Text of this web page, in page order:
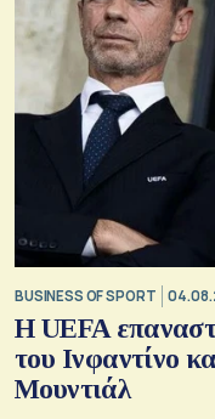
BUSINESS OF SPORT
Η UEFA
του Ινφαντίνο
Μουντιάλ